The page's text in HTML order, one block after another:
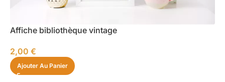
Affiche bibliothèque vintage
2,00 €
Ajouter Au Panier